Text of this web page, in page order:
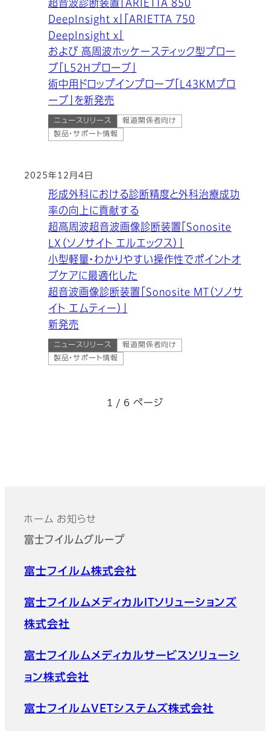
超音波診断装置「ARIETTA 850
DeepInsight x」「ARIETTA 750
DeepInsight x」
および 高周波ホッケースティック型プロー
ブ「L52Hプローブ」
術中用ドロップインプローブ「L43KMプロ
ーブ」を新発売
ニュースリリース
報道関係者向け
製品・サポート情報
2025年12月4日
形成外科における診断精度と外科治療成功
率の向上に貢献する
超高周波超音波画像診断装置「Sonosite
LX（ソノサイト エルエックス）」
小型軽量・わかりやすい操作性でポイントオ
ブケアに最適化した
超音波画像診断装置「Sonosite MT（ソノサ
イト エムティー）」
新発売
ニュースリリース
報道関係者向け
製品・サポート情報
1 / 6 ページ
フッター
ホーム お知らせ
富士フイルムグループ
富士フイルム株式会社
富士フイルムメディカルITソリューションズ
株式会社
富士フイルムメディカルサービスソリューシ
ョン株式会社
富士フイルムVETシステムズ株式会社